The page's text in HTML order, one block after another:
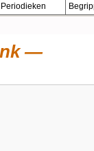
Periodieken